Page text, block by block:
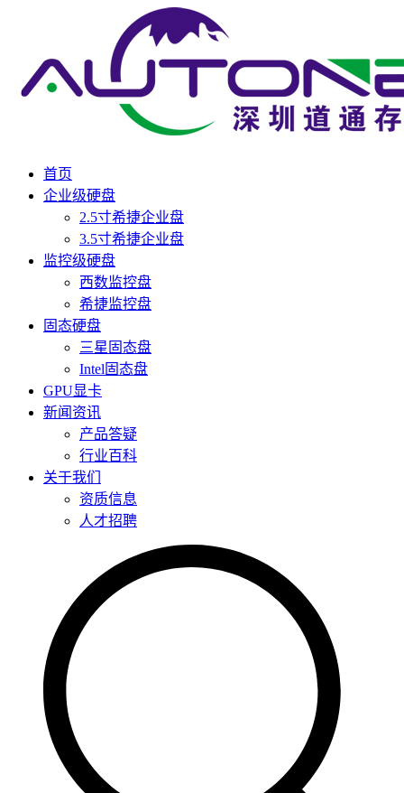
首页
企业级硬盘
2.5寸希捷企业盘
3.5寸希捷企业盘
监控级硬盘
西数监控盘
希捷监控盘
固态硬盘
三星固态盘
Intel固态盘
GPU显卡
新闻资讯
产品答疑
行业百科
关于我们
资质信息
人才招聘